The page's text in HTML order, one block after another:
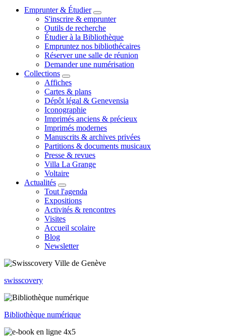
Emprunter & Étudier
S'inscrire & emprunter
Outils de recherche
Étudier à la Bibliothèque
Empruntez nos bibliothécaires
Réserver une salle de réunion
Demander une numérisation
Collections
Affiches
Cartes & plans
Dépôt légal & Genevensia
Iconographie
Imprimés anciens & précieux
Imprimés modernes
Manuscrits & archives privées
Partitions & documents musicaux
Presse & revues
Villa La Grange
Voltaire
Actualités
Tout l'agenda
Expositions
Activités & rencontres
Visites
Accueil scolaire
Blog
Newsletter
swisscovery
Bibliothèque numérique